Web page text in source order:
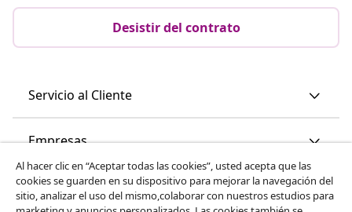
Desistir del contrato
Servicio al Cliente
Empresas
vidaXL
Al hacer clic en “Aceptar todas las cookies”, usted acepta que las
cookies se guarden en su dispositivo para mejorar la navegación del
sitio, analizar el uso del mismo,colaborar con nuestros estudios para